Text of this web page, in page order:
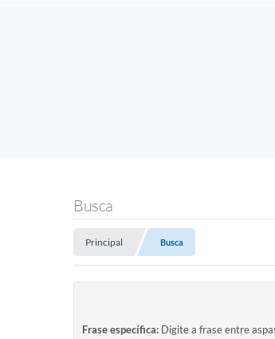
Busca
Principal Busca
Frase específica: Digite a frase entre